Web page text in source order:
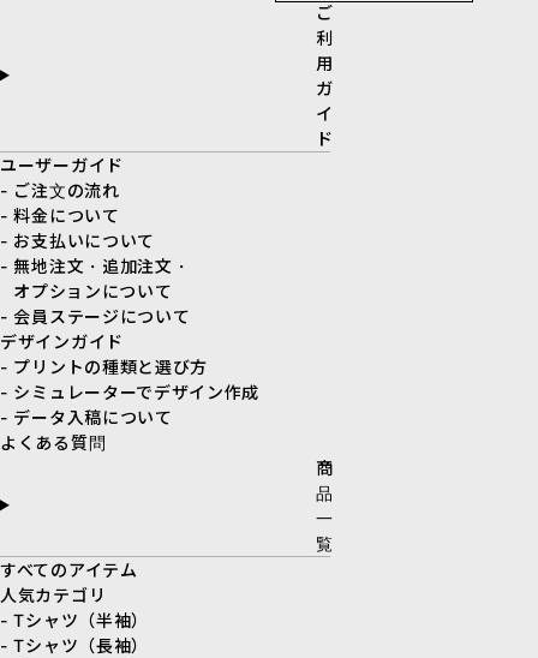
ご
利
用
ガ
イ
ド
ユーザーガイド
- ご注文の流れ
- 料金について
- お支払いについて
- 無地注文・追加注文・
オプションについて
- 会員ステージについて
デザインガイド
- プリントの種類と選び方
- シミュレーターでデザイン作成
- データ入稿について
よくある質問
商
品
一
覧
すべてのアイテム
人気カテゴリ
- Tシャツ（半袖）
- Tシャツ（長袖）